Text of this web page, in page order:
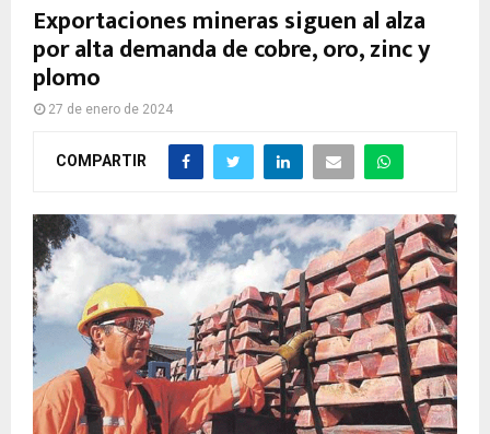
Exportaciones mineras siguen al alza
por alta demanda de cobre, oro, zinc y
plomo
27 de enero de 2024
COMPARTIR